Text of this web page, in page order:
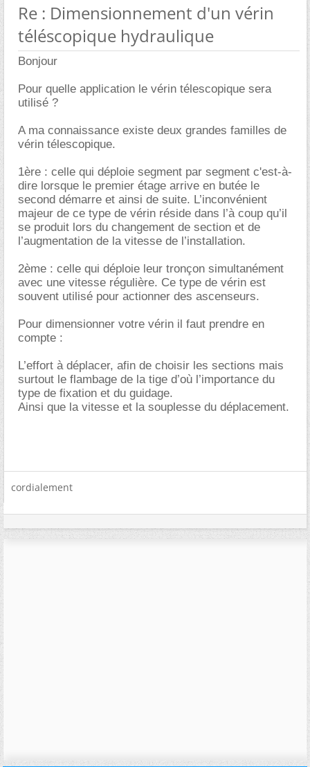
Re : Dimensionnement d'un vérin
téléscopique hydraulique
Bonjour
Pour quelle application le vérin télescopique sera
utilisé ?
A ma connaissance existe deux grandes familles de
vérin télescopique.
1ère : celle qui déploie segment par segment c'est-à-
dire lorsque le premier étage arrive en butée le
second démarre et ainsi de suite. L’inconvénient
majeur de ce type de vérin réside dans l’à coup qu’il
se produit lors du changement de section et de
l’augmentation de la vitesse de l’installation.
2ème : celle qui déploie leur tronçon simultanément
avec une vitesse régulière. Ce type de vérin est
souvent utilisé pour actionner des ascenseurs.
Pour dimensionner votre vérin il faut prendre en
compte :
L’effort à déplacer, afin de choisir les sections mais
surtout le flambage de la tige d’où l’importance du
type de fixation et du guidage.
Ainsi que la vitesse et la souplesse du déplacement.
cordialement